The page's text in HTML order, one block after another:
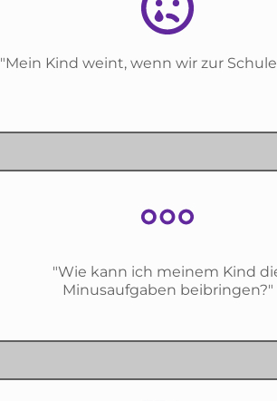
"Mein Kind weint, wenn wir zur
"Wie kann ich meinem Kind
Minusaufgaben beibringen?"